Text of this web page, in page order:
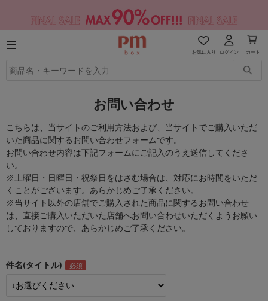
お気に入り ログイン カート
お問い合わせ
こちらは、当サイトのご利用方法および、当サイトでご購入いただ
いた商品に関するお問い合わせフォームです。
お問い合わせ内容は下記フォームにご記入のうえ送信してくださ
い。
※土曜日・日曜日・祝祭日をはさむ場合は、対応にお時間をいただ
くことがございます。あらかじめご了承ください。
※当サイト以外の店舗でご購入された商品に関するお問い合わせ
は、直接ご購入いただいた店舗へお問い合わせいただくようお願い
しておりますので、あらかじめご了承ください。
件名(タイトル)